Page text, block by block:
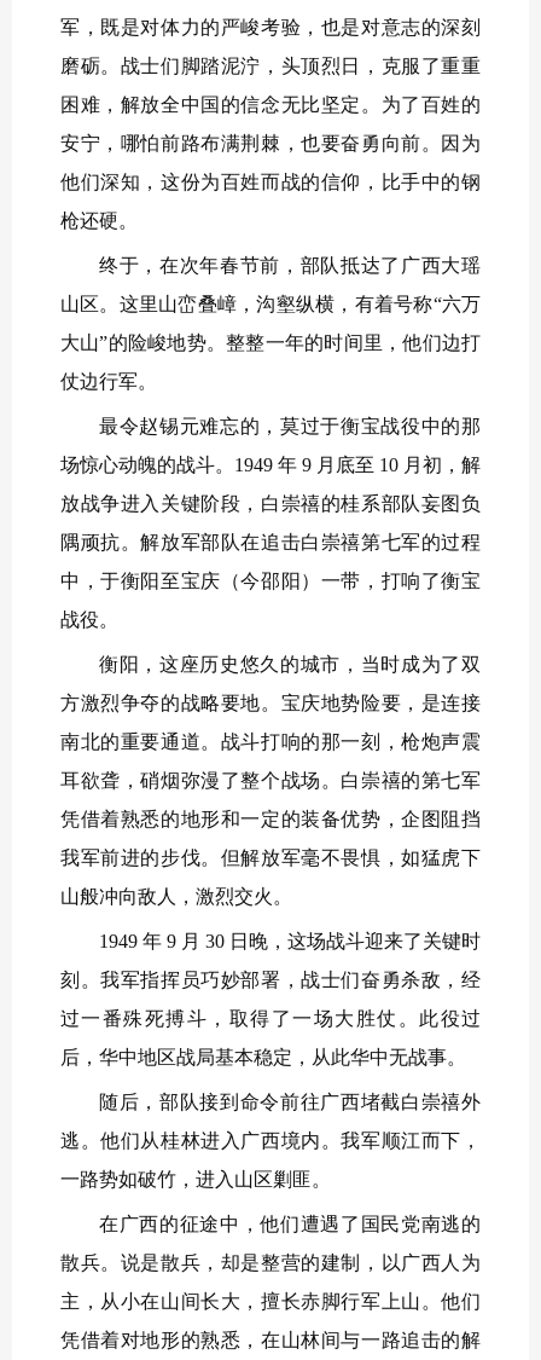
军，既是对体力的严峻考验，也是对意志的深刻
磨砺。战士们脚踏泥泞，头顶烈日，克服了重重
困难，解放全中国的信念无比坚定。为了百姓的
安宁，哪怕前路布满荆棘，也要奋勇向前。因为
他们深知，这份为百姓而战的信仰，比手中的钢
枪还硬。
终于，在次年春节前，部队抵达了广西大瑶
山区。这里山峦叠嶂，沟壑纵横，有着号称“六万
大山”的险峻地势。整整一年的时间里，他们边打
仗边行军。
最令赵锡元难忘的，莫过于衡宝战役中的那
场惊心动魄的战斗。1949 年 9 月底至 10 月初，解
放战争进入关键阶段，白崇禧的桂系部队妄图负
隅顽抗。解放军部队在追击白崇禧第七军的过程
中，于衡阳至宝庆（今邵阳）一带，打响了衡宝
战役。
衡阳，这座历史悠久的城市，当时成为了双
方激烈争夺的战略要地。宝庆地势险要，是连接
南北的重要通道。战斗打响的那一刻，枪炮声震
耳欲聋，硝烟弥漫了整个战场。白崇禧的第七军
凭借着熟悉的地形和一定的装备优势，企图阻挡
我军前进的步伐。但解放军毫不畏惧，如猛虎下
山般冲向敌人，激烈交火。
1949 年 9 月 30 日晚，这场战斗迎来了关键时
刻。我军指挥员巧妙部署，战士们奋勇杀敌，经
过一番殊死搏斗，取得了一场大胜仗。此役过
后，华中地区战局基本稳定，从此华中无战事。
随后，部队接到命令前往广西堵截白崇禧外
逃。他们从桂林进入广西境内。我军顺江而下，
一路势如破竹，进入山区剿匪。
在广西的征途中，他们遭遇了国民党南逃的
散兵。说是散兵，却是整营的建制，以广西人为
主，从小在山间长大，擅长赤脚行军上山。他们
凭借着对地形的熟悉，在山林间与一路追击的解